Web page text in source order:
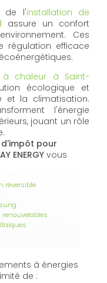
l'installation de
assure un confort
Ces
régulation efficace
chaleur à Saint-
écologique et
et la climatisation.
l'énergie
jouant un rôle
pour
ENERGY vous
réversible
à énergies
de :